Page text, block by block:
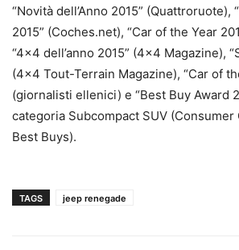
“Novità dell’Anno 2015” (Quattroruote),
2015” (Coches.net), “Car of the Year
“4×4 dell’anno 2015” (4×4 Magazine),
(4×4 Tout-Terrain Magazine), “Car of
(giornalisti ellenici) e “Best Buy Award
categoria Subcompact SUV
Best Buys).
TAGS jeep renegade